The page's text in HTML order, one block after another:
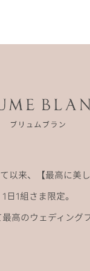
以来、
【最高に美
1日1組さま限定。
最高のウェディング